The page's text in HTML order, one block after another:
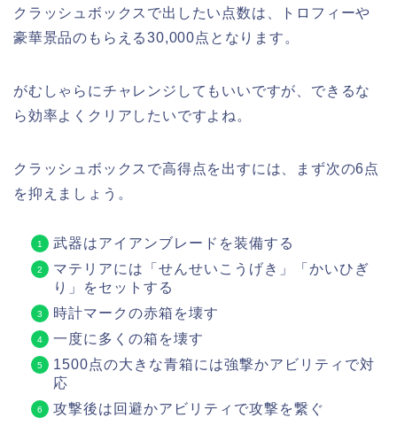
クラッシュボックスで出したい点数は、トロフィーや
豪華景品のもらえる30,000点となります。
がむしゃらにチャレンジしてもいいですが、できるな
ら効率よくクリアしたいですよね。
クラッシュボックスで高得点を出すには、まず次の6点
を抑えましょう。
武器はアイアンブレードを装備する
マテリアには「せんせいこうげき」「かいひぎ
り」をセットする
時計マークの赤箱を壊す
一度に多くの箱を壊す
1500点の大きな青箱には強撃かアビリティで対
応
攻撃後は回避かアビリティで攻撃を繋ぐ